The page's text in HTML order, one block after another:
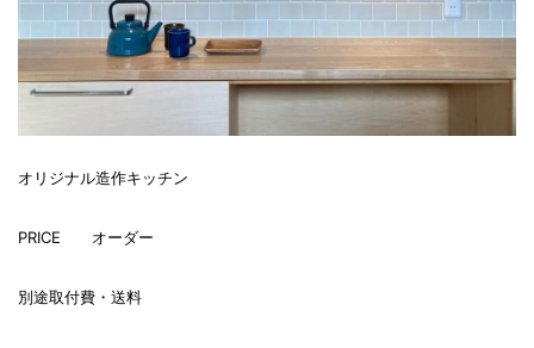
オリジナル造作キッチン
PRICE オーダー
別途取付費・送料